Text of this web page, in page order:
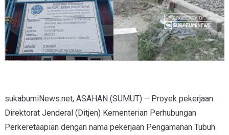
sukabumiNews.net, ASAHAN (SUMUT) – Proyek pekerjaan
Direktorat Jenderal (Ditjen) Kementerian Perhubungan
Perkeretaapian dengan nama pekerjaan Pengamanan Tubuh